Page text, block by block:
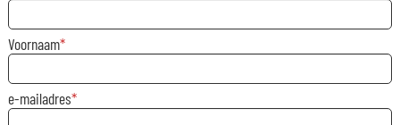
Voornaam
e-mailadres